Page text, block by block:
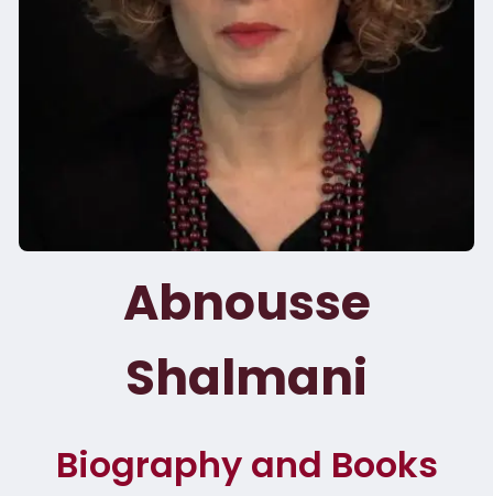
Abnousse
Shalmani
Biography and Books